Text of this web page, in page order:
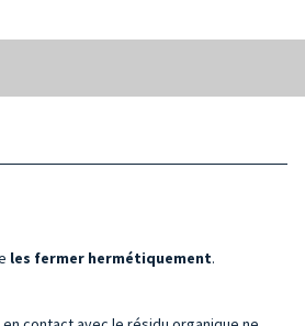
les fermer hermétiquement.